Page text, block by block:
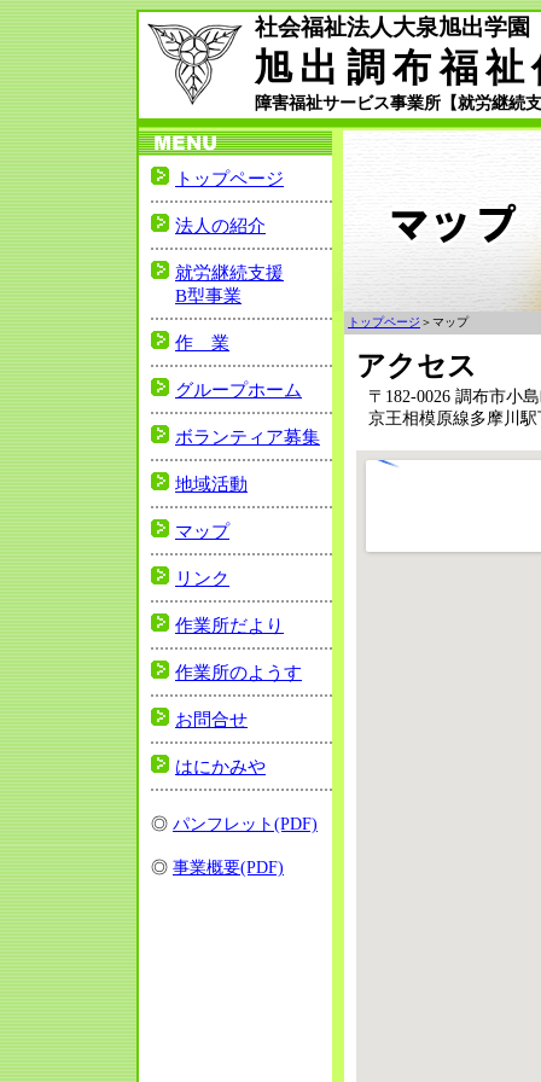
社会福祉法人大泉旭出学園
旭出調布福
障害福祉サービス事業所【就労継続
トップページ
法人の紹介
就労継続支援
B型事業
作 業
グループホーム
ボランティア募集
地域活動
マップ
リンク
作業所だより
作業所のようす
お問合せ
はにかみや
◎ パンフレット(PDF)
◎ 事業概要(PDF)
トップページ ＞マップ
アクセス
〒182-0026 調布市小
京王相模原線多摩川